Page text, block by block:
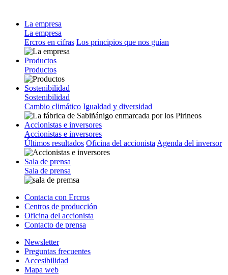
La empresa
La empresa
Ercros en cifras Los principios que nos guían
Productos
Productos
Sostenibilidad
Sostenibilidad
Cambio climático Igualdad y diversidad
Accionistas e inversores
Accionistas e inversores
Últimos resultados Oficina del accionistaAgenda del inversor
Sala de prensa
Sala de prensa
Contacta con Ercros
Centros de producción
Oficina del accionista
Contacto de prensa
Newsletter
Preguntas frecuentes
Accesibilidad
Mapa web